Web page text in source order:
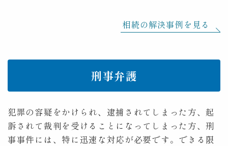
相続の解決事例を見る
刑事弁護
犯罪の容疑をかけられ、逮捕されてしまった方、起
訴されて裁判を受けることになってしまった方、刑
事事件には、特に迅速な対応が必要です。できる限